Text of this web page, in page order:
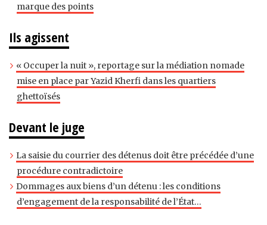
marque des points
Ils agissent
« Occuper la nuit », reportage sur la médiation nomade
mise en place par Yazid Kherfi dans les quartiers
ghettoïsés
Devant le juge
La saisie du courrier des détenus doit être précédée d’une
procédure contradictoire
Dommages aux biens d’un détenu : les conditions
d’engagement de la responsabilité de l’État…